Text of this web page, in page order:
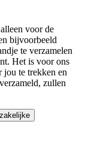
voor de
bijvoorbeeld
te verzamelen
Het is voor ons
jou te trekken en
zullen